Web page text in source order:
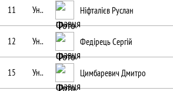
11 Ун.. Ніфталієв Руслан
12 Ун.. Федірець Сергій
15 Ун.. Цимбаревич Дмитро